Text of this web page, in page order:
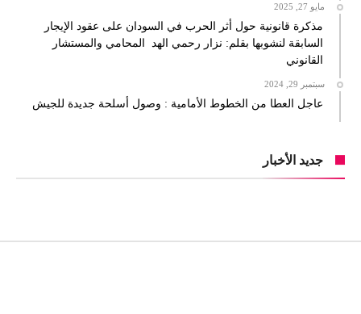
مايو 27, 2025
مذكرة قانونية حول أثر الحرب في السودان على عقود الإيجار
السابقة لنشوبها بقلم: نزار رحمي الهد المحامي والمستشار
القانوني
سبتمبر 29, 2024
عاجل العطا من الخطوط الأمامية : وصول أسلحة جديدة للجيش
جديد الأخبار